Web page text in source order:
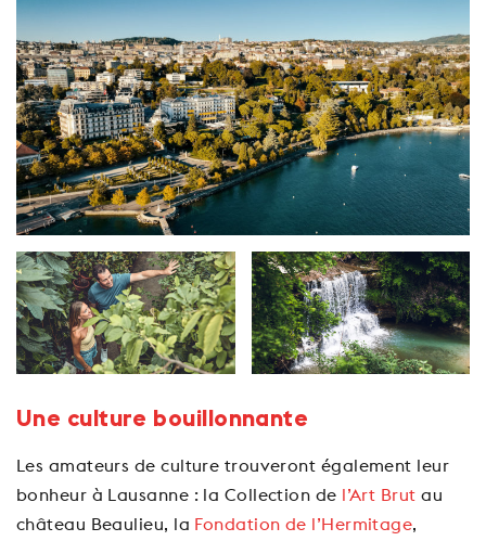
Une culture bouillonnante
Les amateurs de culture trouveront également leur
bonheur à Lausanne : la Collection de l’Art Brut au
château Beaulieu, la Fondation de l’Hermitage,